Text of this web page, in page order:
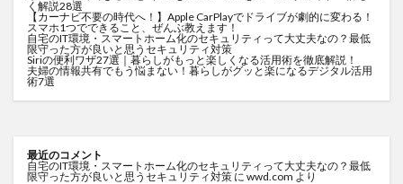
く解説28選
【カーナビ不要の時代へ！】Apple CarPlayでドライブが劇的に変わる！
スマホ1つでできること、ぜんぶ教えます！
自宅のIT環境・スマートホーム化のセキュリティって大丈夫なの？最低
限守った方が良いと思うセキュリティ対策
Siriの便利ワザ27選｜暮らしがもっと楽しくなる活用術を徹底解説！
夫婦の情報共有でもう悩まない！暮らしがグッと楽になるデジタル活用
術7選
最近のコメント
自宅のIT環境・スマートホーム化のセキュリティって大丈夫なの？最低
限守った方が良いと思うセキュリティ対策 に wwd.com より